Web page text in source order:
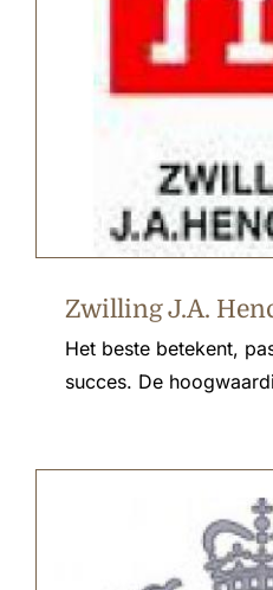
Zwilling J.A.
Het beste betekent,
succes. De